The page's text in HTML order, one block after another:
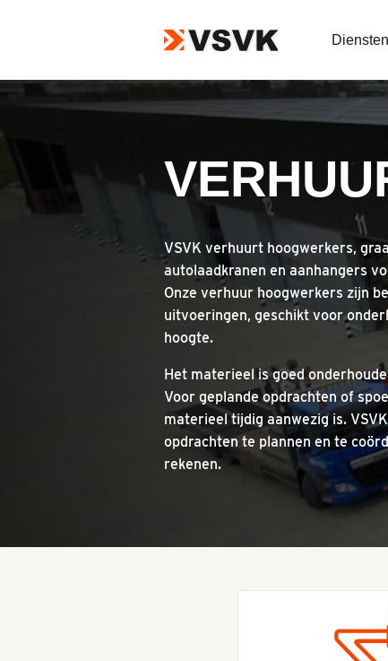
Diensten
VSVK verhuurt hoogwerkers,
autolaadkranen en aanhangers
Onze verhuur hoogwerkers zijn
uitvoeringen, geschikt voor
hoogte.
Het materieel is goed
Voor geplande opdrachten of
materieel tijdig aanwezig is.
opdrachten te plannen en te
rekenen.